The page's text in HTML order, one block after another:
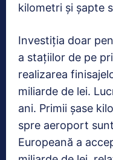
kilometri și șapte
Investiția doar
a stațiilor de pe
realizarea
miliarde de lei.
ani. Primii șase
spre aeroport
Europeană a